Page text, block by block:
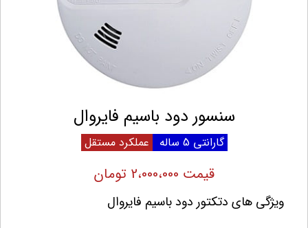
سنسور دود باسیم فایروال
گارانتی 5 ساله عملکرد مستقل
قیمت 2،000،000 تومان
ویژگی های دتکتور دود باسیم فایروال